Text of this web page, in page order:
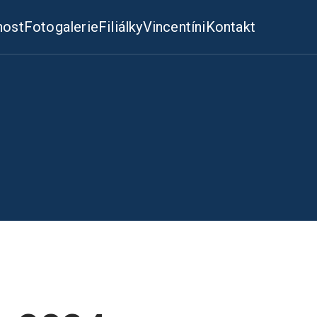
FotogalerieFiliálkyVincentíniKontakt